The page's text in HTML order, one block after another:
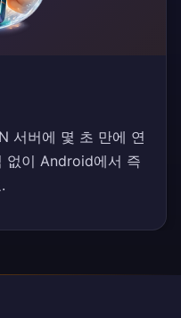
서버에 몇 초 만에 연
없이 Android에서 즉